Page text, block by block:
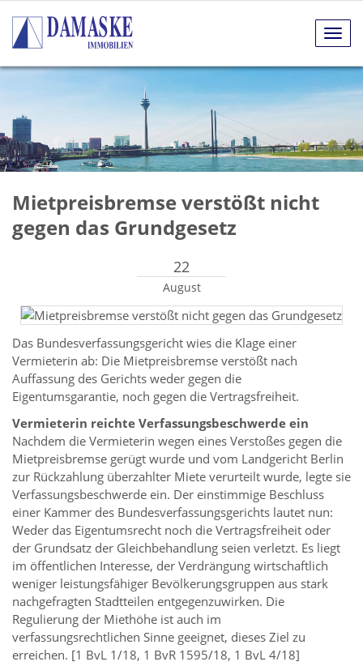
Mietpreisbremse verstößt nicht
gegen das Grundgesetz
22
August
Das Bundesverfassungsgericht wies die Klage einer
Vermieterin ab: Die Mietpreisbremse verstößt nach
Auffassung des Gerichts weder gegen die
Eigentumsgarantie, noch gegen die Vertragsfreiheit.
Vermieterin reichte Verfassungsbeschwerde ein
Nachdem die Vermieterin wegen eines Verstoßes gegen die
Mietpreisbremse gerügt wurde und vom Landgericht Berlin
zur Rückzahlung überzahlter Miete verurteilt wurde, legte sie
Verfassungsbeschwerde ein. Der einstimmige Beschluss
einer Kammer des Bundesverfassungsgerichts lautet nun:
Weder das Eigentumsrecht noch die Vertragsfreiheit oder
der Grundsatz der Gleichbehandlung seien verletzt. Es liegt
im öffentlichen Interesse, der Verdrängung wirtschaftlich
weniger leistungsfähiger Bevölkerungsgruppen aus stark
nachgefragten Stadtteilen entgegenzuwirken. Die
Regulierung der Miethöhe ist auch im
verfassungsrechtlichen Sinne geeignet, dieses Ziel zu
erreichen. [1 BvL 1/18, 1 BvR 1595/18, 1 BvL 4/18]